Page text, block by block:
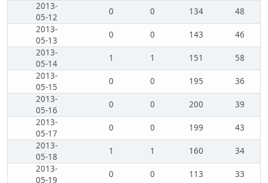
2013-
05-12
0 0 134
48
2013-
05-13
0 0 143
46
2013-
05-14
1 1 151
58
2013-
05-15
0 0 195
36
2013-
05-16
0 0 200
39
2013-
05-17
0 0 199
43
2013-
05-18
1 1 160
34
2013-
05-19
0 0 113
33